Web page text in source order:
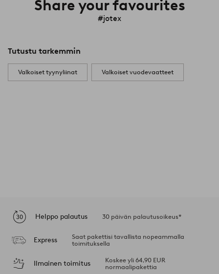
Share your favourites
#jotex
Tutustu tarkemmin
Valkoiset tyynyliinat Valkoiset vuodevaatteet
Helppo palautus 30 päivän palautusoikeus*
Express
Saat pakettisi tavallista nopeammalla
toimituksella
Ilmainen toimitus
Koskee yli 64,90 EUR
normaalipakettia